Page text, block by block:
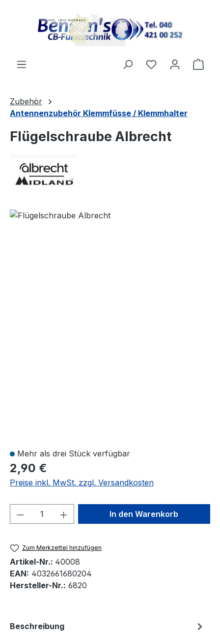
Zubehör
Antennenzubehör Klemmfüsse / Klemmhalter
Flügelschraube Albrecht
Bildergalerie überspringen
Mehr als drei Stück verfügbar
2,90 €
Preise inkl. MwSt. zzgl. Versandkosten
Produkt Anzahl: Gib denIn den Warenkorb
Zum Merkzettel hinzufügen
Artikel-Nr.: 40008
EAN: 4032661680204
Hersteller-Nr.: 6820
Beschreibung